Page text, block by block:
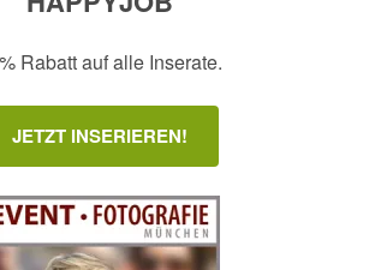
Rabatt auf alle Inserate.
JETZT INSERIEREN!